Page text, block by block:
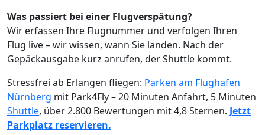
Was passiert bei einer Flugverspätung?
Wir erfassen Ihre Flugnummer und verfolgen Ihren
Flug live – wir wissen, wann Sie landen. Nach der
Gepäckausgabe kurz anrufen, der Shuttle kommt.
Stressfrei ab Erlangen fliegen: Parken am Flughafen
Nürnberg mit Park4Fly – 20 Minuten Anfahrt, 5 Minuten
Shuttle, über 2.800 Bewertungen mit 4,8 Sternen. Jetzt
Parkplatz reservieren.